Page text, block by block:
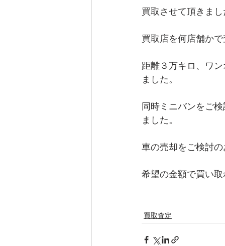
買取させて頂きま
買取店を何店舗か
距離３万キロ、ワ
ました。
同時ミニバンをご
ました。
車の売却をご検討
希望の金額で買い
買取査定